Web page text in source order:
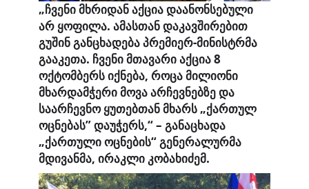
„ჩვენი მხრიდან აქცია დაანონსებული
არ ყოფილა. ამასთან დაკავშირებით
გუშინ განცხადება პრემიერ-მინისტრმა
გააკეთა. ჩვენი მთავარი აქცია 8
ოქტომბერს იქნება, როცა მილიონი
მხარდამჭერი მოვა არჩევნებზე და
საარჩევნო ყუთებთან მხარს „ქართულ
ოცნებას” დაუჭერს,“ – განაცხადა
„ქართული ოცნების“ გენერალურმა
მდივანმა, ირაკლი კობახიძემ.